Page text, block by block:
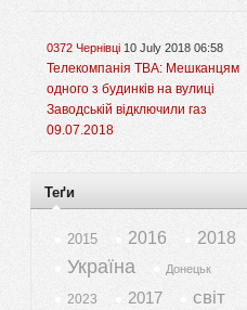
0372 Чернівці 10 July 2018 06:58
Телекомпанія ТВА: Мешканцям
одного з будинків на вулиці
Заводській відключили газ
09.07.2018
Теґи
2015 2016 2018
Україна Донецьк
2023 2017 світ